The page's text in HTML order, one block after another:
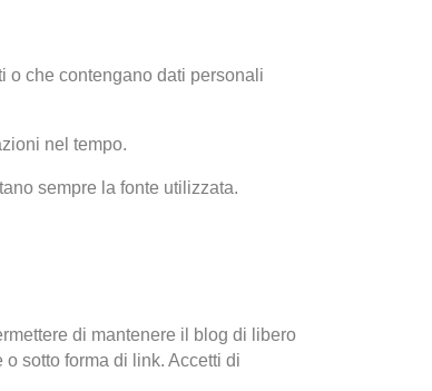
o che contengano dati personali
nel tempo.
sempre la fonte utilizzata.
di mantenere il blog di libero
sotto forma di link. Accetti di